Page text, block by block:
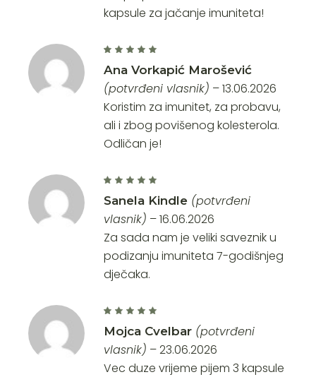
kapsule za jačanje imuniteta!
Ana Vorkapić Marošević
(potvrđeni vlasnik) –13.06.2026
Koristim za imunitet, za probavu,
ali i zbog povišenog kolesterola.
Odličan je!
Sanela Kindle (potvrđeni
vlasnik) –16.06.2026
Za sada nam je veliki saveznik u
podizanju imuniteta 7-godišnjeg
dječaka.
Mojca Cvelbar (potvrđeni
vlasnik) –23.06.2026
Vec duze vrijeme pijem 3 kapsule